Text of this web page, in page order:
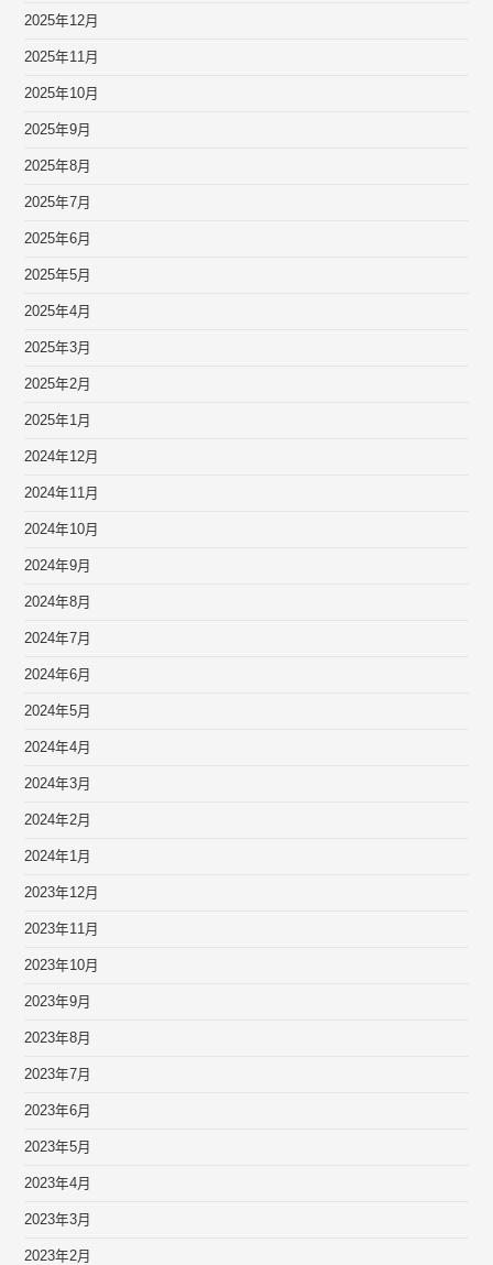
2025年12月
2025年11月
2025年10月
2025年9月
2025年8月
2025年7月
2025年6月
2025年5月
2025年4月
2025年3月
2025年2月
2025年1月
2024年12月
2024年11月
2024年10月
2024年9月
2024年8月
2024年7月
2024年6月
2024年5月
2024年4月
2024年3月
2024年2月
2024年1月
2023年12月
2023年11月
2023年10月
2023年9月
2023年8月
2023年7月
2023年6月
2023年5月
2023年4月
2023年3月
2023年2月